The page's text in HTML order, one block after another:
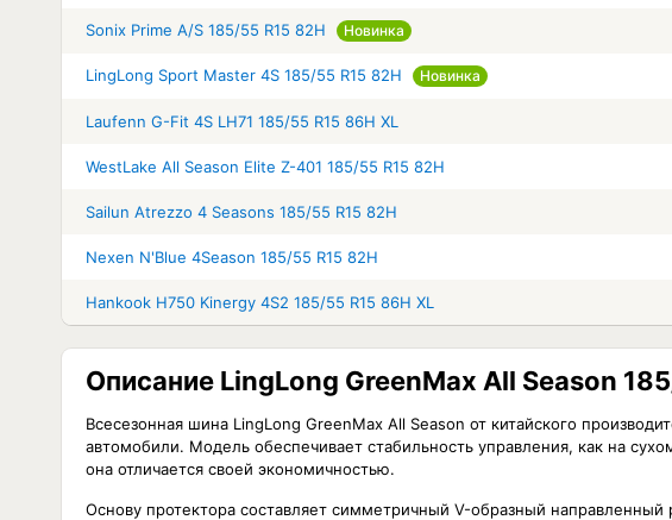
Sonix Prime A/S 185/55 R15 82H Новинка
LingLong Sport Master 4S 185/55 R15 82H Новинка
Laufenn G-Fit 4S LH71 185/55 R15 86H XL
WestLake All Season Elite Z-401 185/55 R15 82H
Sailun Atrezzo 4 Seasons 185/55 R15 82H
Nexen N'Blue 4Season 185/55 R15 82H
Hankook H750 Kinergy 4S2 185/55 R15 86H XL
Описание LingLong GreenMax All Season
Всесезонная шина LingLong GreenMax All Season от китайского
автомобили. Модель обеспечивает стабильность управления, как на
она отличается своей экономичностью.
Основу протектора составляет симметричный V-образный